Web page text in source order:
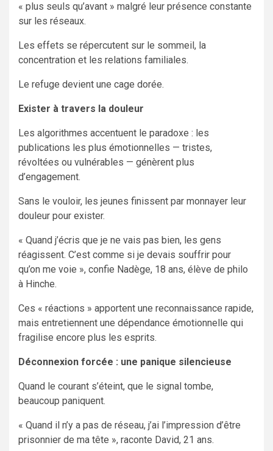
« plus seuls qu’avant » malgré leur présence constante
sur les réseaux.
Les effets se répercutent sur le sommeil, la
concentration et les relations familiales.
Le refuge devient une cage dorée.
Exister à travers la douleur
Les algorithmes accentuent le paradoxe : les
publications les plus émotionnelles — tristes,
révoltées ou vulnérables — génèrent plus
d’engagement.
Sans le vouloir, les jeunes finissent par monnayer leur
douleur pour exister.
« Quand j’écris que je ne vais pas bien, les gens
réagissent. C’est comme si je devais souffrir pour
qu’on me voie », confie Nadège, 18 ans, élève de philo
à Hinche.
Ces « réactions » apportent une reconnaissance rapide,
mais entretiennent une dépendance émotionnelle qui
fragilise encore plus les esprits.
Déconnexion forcée : une panique silencieuse
Quand le courant s’éteint, que le signal tombe,
beaucoup paniquent.
« Quand il n’y a pas de réseau, j’ai l’impression d’être
prisonnier de ma tête », raconte David, 21 ans.